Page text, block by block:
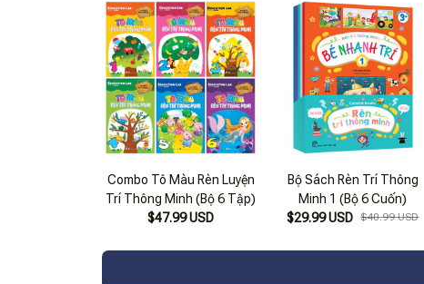
Combo Tô Màu Rèn Luyện
Trí Thông Minh (Bộ 6 Tập)
$47.99 USD
Bộ Sách Rèn Trí Thông
Minh 1 (Bộ 6 Cuốn)
$29.99 USD
$40.99 USD